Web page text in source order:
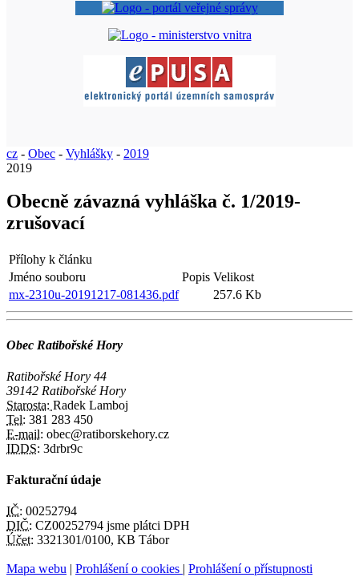
cz - Obec - Vyhlášky - 2019
2019
Obecně závazná vyhláška č. 1/2019-
zrušovací
Přílohy k článku
Jméno souboru
Popis Velikost
mx-2310u-20191217-081436.pdf
257.6 Kb
Obec Ratibořské Hory
Ratibořské Hory 44
39142 Ratibořské Hory
Starosta: Radek Lamboj
Tel: 381 283 450
E-mail: obec@ratiborskehory.cz
IDDS: 3drbr9c
Fakturační údaje
IČ: 00252794
DIČ: CZ00252794 jsme plátci DPH
Účet: 3321301/0100, KB Tábor
Mapa webu | Prohlášení o cookies | Prohlášení o přístupnosti